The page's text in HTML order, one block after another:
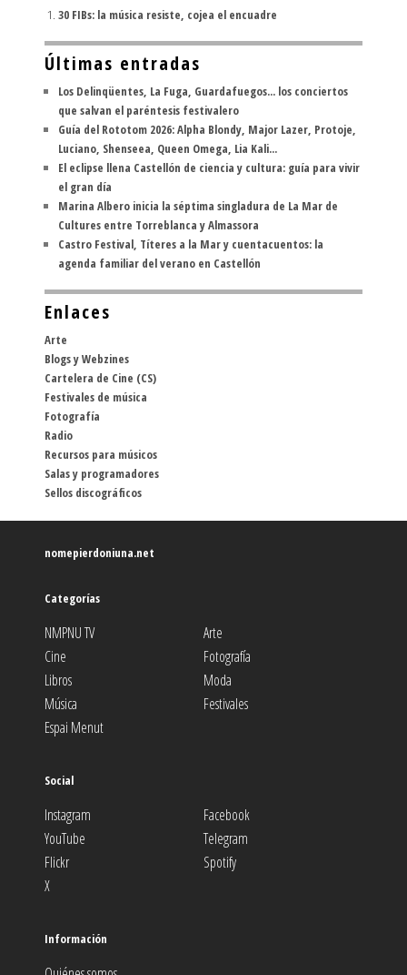
30 FIBs: la música resiste, cojea el encuadre
Últimas entradas
Los Delinqüentes, La Fuga, Guardafuegos... los conciertos
que salvan el paréntesis festivalero
Guía del Rototom 2026: Alpha Blondy, Major Lazer, Protoje,
Luciano, Shenseea, Queen Omega, Lia Kali...
El eclipse llena Castellón de ciencia y cultura: guía para vivir
el gran día
Marina Albero inicia la séptima singladura de La Mar de
Cultures entre Torreblanca y Almassora
Castro Festival, Títeres a la Mar y cuentacuentos: la
agenda familiar del verano en Castellón
Enlaces
Arte
Blogs y Webzines
Cartelera de Cine (CS)
Festivales de música
Fotografía
Radio
Recursos para músicos
Salas y programadores
Sellos discográficos
nomepierdoniuna.net
Categorías
NMPNU TV
Arte
Cine
Fotografía
Libros
Moda
Música
Festivales
Espai Menut
Social
Instagram
Facebook
YouTube
Telegram
Flickr
Spotify
X
Información